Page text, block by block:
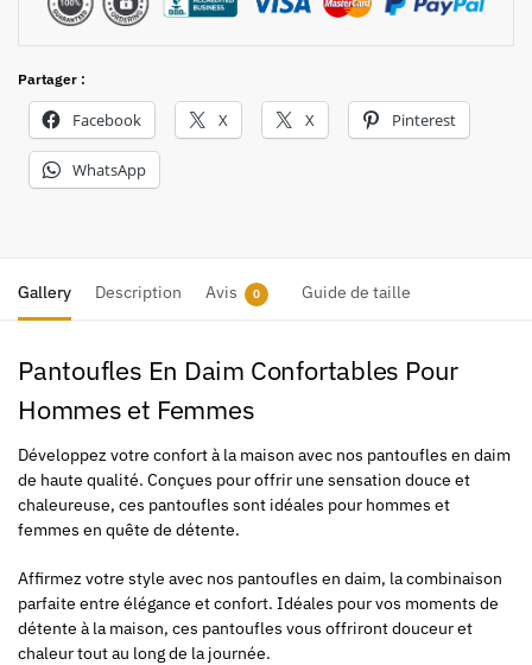
Partager :
Facebook X X Pinterest
WhatsApp
Gallery Description Avis 0 Guide de taille
Pantoufles En Daim Confortables Pour
Hommes et Femmes
Développez votre confort à la maison avec nos pantoufles en daim
de haute qualité. Conçues pour offrir une sensation douce et
chaleureuse, ces pantoufles sont idéales pour hommes et
femmes en quête de détente.
Affirmez votre style avec nos pantoufles en daim, la combinaison
parfaite entre élégance et confort. Idéales pour vos moments de
détente à la maison, ces pantoufles vous offriront douceur et
chaleur tout au long de la journée.